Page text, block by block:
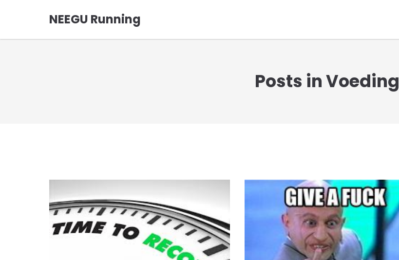
NEEGU Running
Posts in Voeding